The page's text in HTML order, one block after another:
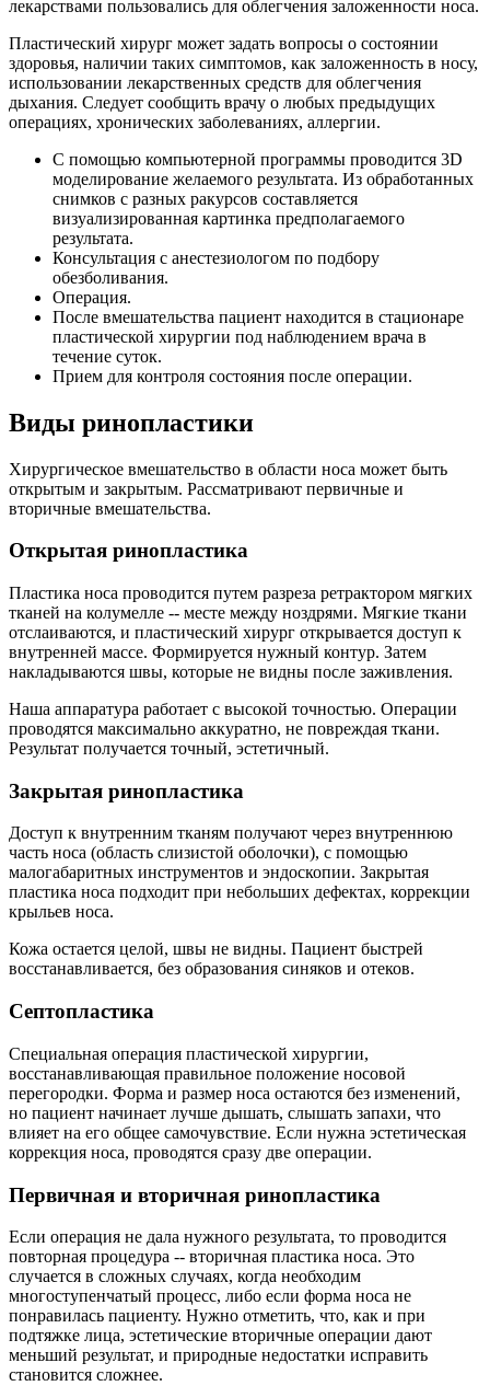
лекарствами пользовались для облегчения заложенности носа.
Пластический хирург может задать вопросы о состоянии
здоровья, наличии таких симптомов, как заложенность в носу,
использовании лекарственных средств для облегчения
дыхания. Следует сообщить врачу о любых предыдущих
операциях, хронических заболеваниях, аллергии.
С помощью компьютерной программы проводится 3D
моделирование желаемого результата. Из обработанных
снимков с разных ракурсов составляется
визуализированная картинка предполагаемого
результата.
Консультация с анестезиологом по подбору
обезболивания.
Операция.
После вмешательства пациент находится в стационаре
пластической хирургии под наблюдением врача в
течение суток.
Прием для контроля состояния после операции.
Виды ринопластики
Хирургическое вмешательство в области носа может быть
открытым и закрытым. Рассматривают первичные и
вторичные вмешательства.
Открытая ринопластика
Пластика носа проводится путем разреза ретрактором мягких
тканей на колумелле -- месте между ноздрями. Мягкие ткани
отслаиваются, и пластический хирург открывается доступ к
внутренней массе. Формируется нужный контур. Затем
накладываются швы, которые не видны после заживления.
Наша аппаратура работает с высокой точностью. Операции
проводятся максимально аккуратно, не повреждая ткани.
Результат получается точный, эстетичный.
Закрытая ринопластика
Доступ к внутренним тканям получают через внутреннюю
часть носа (область слизистой оболочки), с помощью
малогабаритных инструментов и эндоскопии. Закрытая
пластика носа подходит при небольших дефектах, коррекции
крыльев носа.
Кожа остается целой, швы не видны. Пациент быстрей
восстанавливается, без образования синяков и отеков.
Септопластика
Специальная операция пластической хирургии,
восстанавливающая правильное положение носовой
перегородки. Форма и размер носа остаются без изменений,
но пациент начинает лучше дышать, слышать запахи, что
влияет на его общее самочувствие. Если нужна эстетическая
коррекция носа, проводятся сразу две операции.
Первичная и вторичная ринопластика
Если операция не дала нужного результата, то проводится
повторная процедура -- вторичная пластика носа. Это
случается в сложных случаях, когда необходим
многоступенчатый процесс, либо если форма носа не
понравилась пациенту. Нужно отметить, что, как и при
подтяжке лица, эстетические вторичные операции дают
меньший результат, и природные недостатки исправить
становится сложнее.